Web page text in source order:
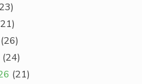
(26)
(24)
(21)